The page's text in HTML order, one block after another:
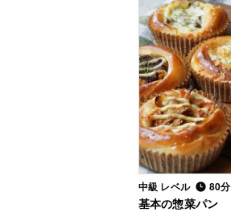
中級 レベル 80分
基本の惣菜パン